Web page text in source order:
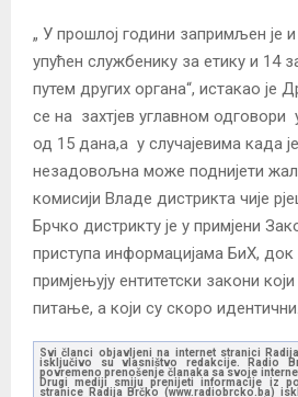
„ У прошлој години запримљен је
упућен службенику за етику и 14
путем других органа“, истакао је
се на захтјев углавном
од 15 дана,а у случајевима када
незадовољна може поднијети
комисији Владе дистрикта чије
Брчко дистрикту је у примјени
приступа информацијама БиХ, док
примјењују ентитетски закони
питање, а који су скоро идентични.
Svi članci objavljeni na internet stranici
isključivo su vlasništvo redakcije. Radio
povremeno prenošenje članaka sa svoje
Drugi mediji smiju prenijeti informacije iz
stranice Radija Brčko (www.radiobrcko.ba)